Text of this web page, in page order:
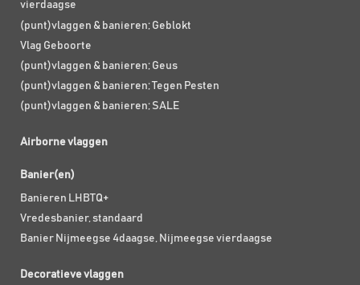
vierdaagse
(punt)vlaggen & banieren; Geblokt
Vlag Geboorte
(punt)vlaggen & banieren; Geus
(punt)vlaggen & banieren; Tegen Pesten
(punt)vlaggen & banieren; SALE
Airborne vlaggen
Banier(en)
Banieren LHBTQ+
Vredesbanier, standaard
Banier Nijmeegse 4daagse, Nijmeegse vierdaagse
Decoratieve vlaggen